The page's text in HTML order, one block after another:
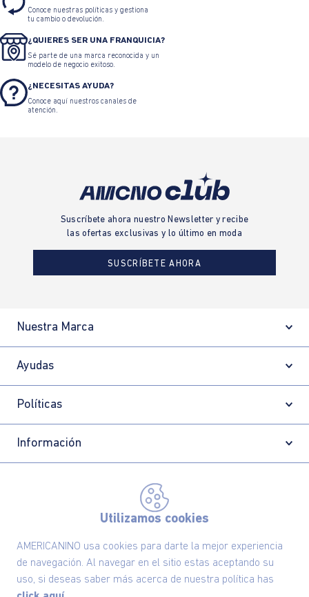
Utilizamos cookies
AMERICANINO usa cookies para darte la mejor experiencia
de navegación. Al navegar en el sitio estas aceptando su
uso, si deseas saber más acerca de nuestra política has
Conoce nuestras políticas y gestiona
tu cambio o devolución.
¿QUIERES SER UNA FRANQUICIA?
Sé parte de una marca reconocida y un
modelo de negocio exitoso.
¿NECESITAS AYUDA?
Conoce aquí nuestros canales de
atención.
Suscríbete ahora nuestro Newsletter y recibe
las ofertas exclusivas y lo último en moda
SUSCRÍBETE AHORA
Nuestra Marca
Ayudas
Políticas
Información